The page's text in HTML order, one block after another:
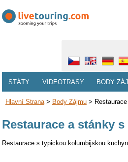
STÁTY VIDEOTRASY BODY
Hlavní Strana> Body Zájmu>
Restaurace a stánky
Restaurace s typickou kolumbijskou